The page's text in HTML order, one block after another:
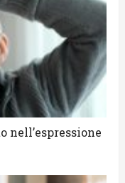
nell’espressione